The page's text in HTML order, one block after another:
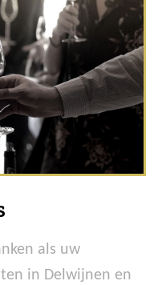
als uw
in Delwijnen en